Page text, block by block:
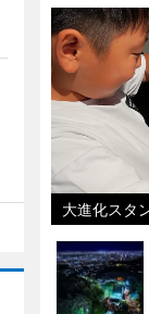
大進化スタ